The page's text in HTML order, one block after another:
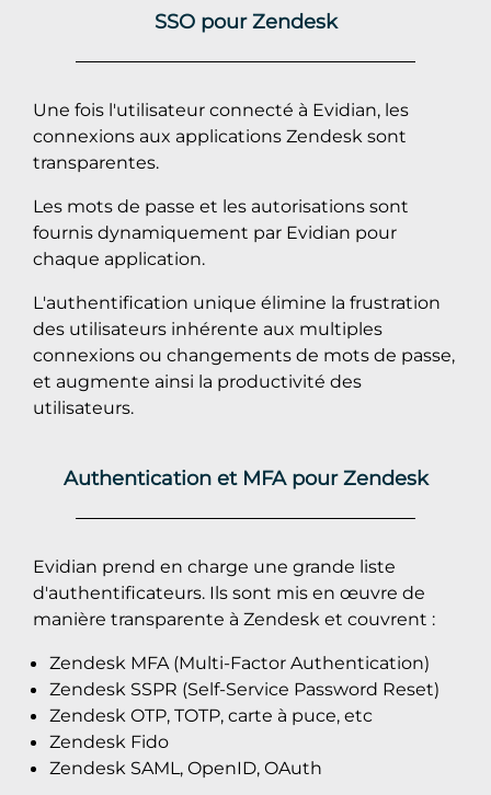
SSO pour Zendesk
Une fois l'utilisateur connecté à Evidian, les
connexions aux applications Zendesk sont
transparentes.
Les mots de passe et les autorisations sont
fournis dynamiquement par Evidian pour
chaque application.
L'authentification unique élimine la frustration
des utilisateurs inhérente aux multiples
connexions ou changements de mots de passe,
et augmente ainsi la productivité des
utilisateurs.
Authentication et MFA pour Zendesk
Evidian prend en charge une grande liste
d'authentificateurs. Ils sont mis en œuvre de
manière transparente à Zendesk et couvrent :
Zendesk MFA (Multi-Factor Authentication)
Zendesk SSPR (Self-Service Password Reset)
Zendesk OTP, TOTP, carte à puce, etc
Zendesk Fido
Zendesk SAML, OpenID, OAuth